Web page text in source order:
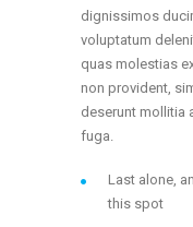
dignissimos
voluptatum
quas molestias
non provident,
deserunt mollitia
fuga.
Last alone,
this spot